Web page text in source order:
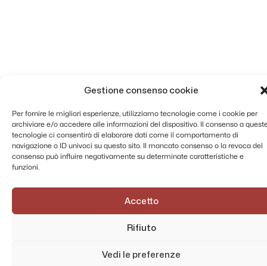
Gestione consenso cookie
Per fornire le migliori esperienze, utilizziamo tecnologie come i cookie per
archiviare e/o accedere alle informazioni del dispositivo. Il consenso a
tecnologie ci consentirà di elaborare dati come il comportamento di
navigazione o ID univoci su questo sito. Il mancato consenso o la revoca del
consenso può influire negativamente su determinate caratteristiche e
funzioni.
Accetto
Rifiuto
Vedi le preferenze